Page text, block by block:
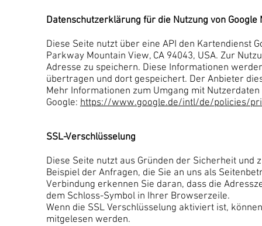
Datenschutzerklärung für die Nutzung von Google
Diese Seite nutzt über eine API den Kartendienst
Parkway Mountain View, CA 94043, USA. Zur
Adresse zu speichern. Diese Informationen
übertragen und dort gespeichert. Der Anbieter
Mehr Informationen zum Umgang mit
Google: https://www.google.de/intl/de/policies/
SSL-Verschlüsselung
Diese Seite nutzt aus Gründen der Sicherheit
Beispiel der Anfragen, die Sie an uns als
Verbindung erkennen Sie daran, dass die
dem Schloss-Symbol in Ihrer Browserzeile.
Wenn die SSL Verschlüsselung aktiviert ist,
mitgelesen werden.